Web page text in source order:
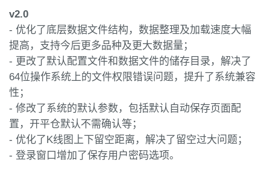
v2.0
- 优化了底层数据文件结构，数据整理及加载速度大幅
提高，支持今后更多品种及更大数据量；
- 更改了默认配置文件和数据文件的储存目录，解决了
64位操作系统上的文件权限错误问题，提升了系统兼容
性；
- 修改了系统的默认参数，包括默认自动保存页面配
置，开平仓默认不需确认等；
- 优化了K线图上下留空距离，解决了留空过大问题；
- 登录窗口增加了保存用户密码选项。